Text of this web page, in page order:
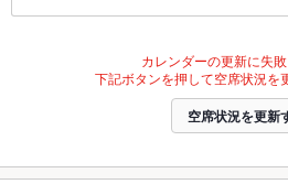
カレンダーの更新に失敗
下記ボタンを押して空席状況を
空席状況を更新